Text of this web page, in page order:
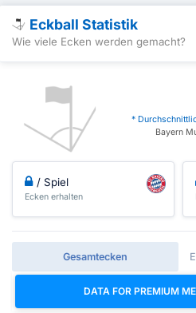
Eckball Statistik
Wie viele Ecken werden gemacht?
*
Bayern
/ Spiel
Ecken erhalten
Gesamtecken
DATA FOR PREMIUM